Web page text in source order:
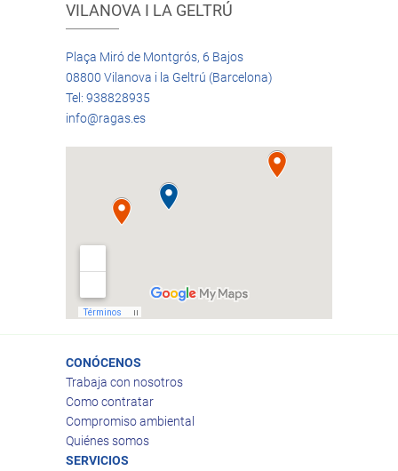
VILANOVA I LA GELTRÚ
Plaça Miró de Montgrós, 6 Bajos
08800 Vilanova i la Geltrú (Barcelona)
Tel: 938828935
info@ragas.es
CONÓCENOS
Trabaja con nosotros
Como contratar
Compromiso ambiental
Quiénes somos
SERVICIOS